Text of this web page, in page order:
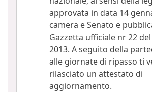
approvata in data 14
camera e Senato e
Gazzetta ufficiale nr 22
2013. A seguito della
alle giornate di ripasso ti
rilasciato un attestato di
aggiornamento.